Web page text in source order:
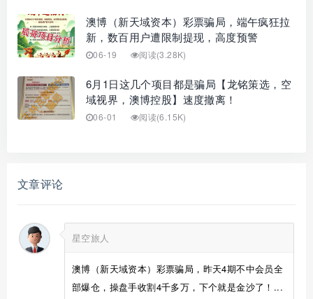
澳博（新天域资本）彩票骗局，端午疯狂拉
新，数百用户遭限制提现，高度预警
06-19 阅读(3.28K)
6月1日这几个项目都是骗局【龙铭策选，空
域视界，澳博控股】速度撤离！
06-01 阅读(6.15K)
文章评论
星空旅人
澳博（新天域资本）彩票骗局，昨天4期不中会员全
部爆仓，操盘手收割4千多万，下个就是金沙了！...